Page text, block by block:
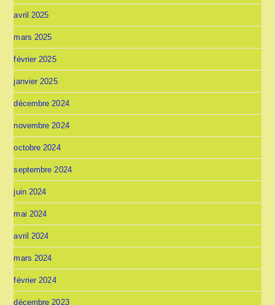
avril 2025
mars 2025
février 2025
janvier 2025
décembre 2024
novembre 2024
octobre 2024
septembre 2024
juin 2024
mai 2024
avril 2024
mars 2024
février 2024
décembre 2023